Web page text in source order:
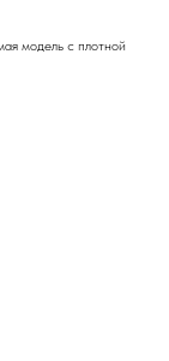
модель с плотной